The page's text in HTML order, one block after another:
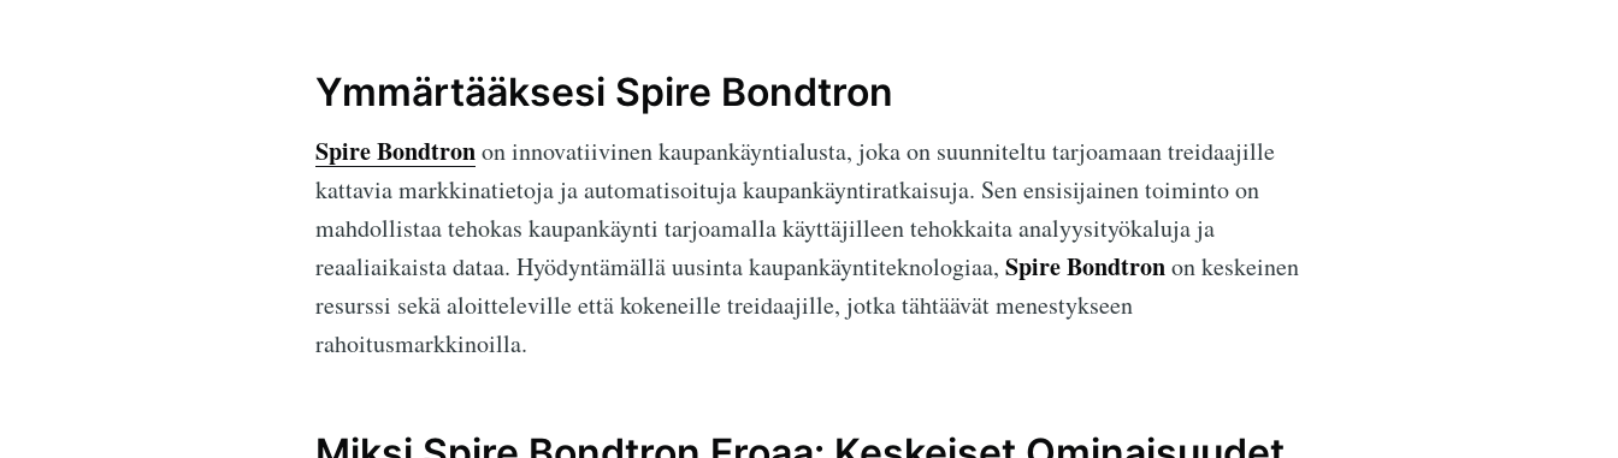
Ymmärtääksesi Spire Bondtron
Spire Bondtronon innovatiivinen kaupankäyntialusta, joka on suunniteltu tarjoamaan treidaajille
kattavia markkinatietoja ja automatisoituja kaupankäyntiratkaisuja. Sen ensisijainen toiminto on
mahdollistaa tehokas kaupankäynti tarjoamalla käyttäjilleen tehokkaita analyysityökaluja ja
reaaliaikaista dataa. Hyödyntämällä uusinta kaupankäyntiteknologiaa, Spire Bondtronon keskeinen
resurssi sekä aloitteleville että kokeneille treidaajille, jotka tähtäävät menestykseen
rahoitusmarkkinoilla.